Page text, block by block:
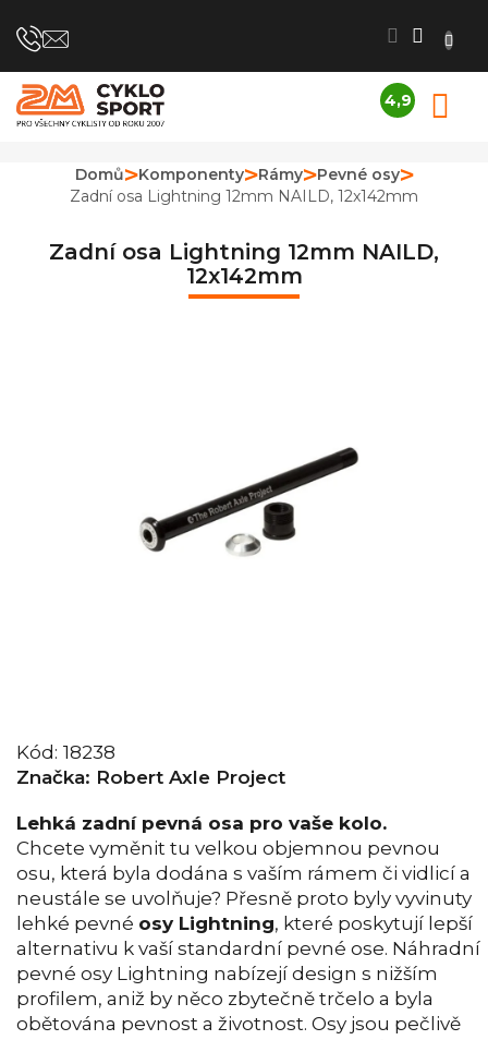
na
4,9
obchodu
je
4,9
hvězdiček.
Domů Komponenty Rámy
Pevné osy
Zadní osa Lightning 12mm NAILD, 12x142mm
Zadní osa Lightning 12mm NAILD,
12x142mm
Kód: 18238
Značka: Robert Axle Project
Lehká zadní pevná osa pro vaše kolo.
Chcete vyměnit tu velkou objemnou pevnou
osu, která byla dodána s vaším rámem či vidlicí a
neustále se uvolňuje? Přesně proto byly vyvinuty
lehké pevné osy Lightning, které poskytují lepší
alternativu k vaší standardní pevné ose. Náhradní
pevné osy Lightning nabízejí design s nižším
profilem, aniž by něco zbytečně trčelo a byla
obětována pevnost a životnost. Osy jsou pečlivě